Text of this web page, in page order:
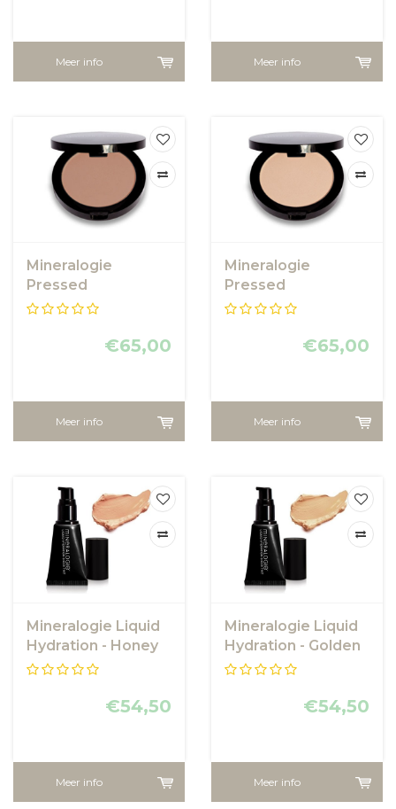
Meer info Meer info
Mineralogie
Pressed
Foundation - Brown
€65,00
Meer info
Mineralogie
Pressed
Foundation - Agate
€65,00
Meer info
Mineralogie Liquid
Hydration - Honey
Bronze
€54,50
Meer info
Mineralogie Liquid
Hydration - Golden
Sand
€54,50
Meer info